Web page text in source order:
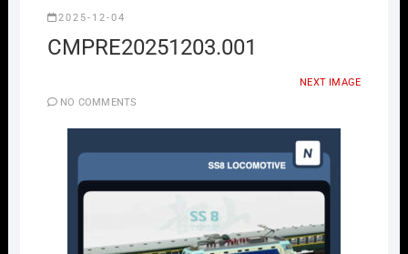
2025-12-04
CMPRE20251203.001
NEXT IMAGE
NO COMMENTS